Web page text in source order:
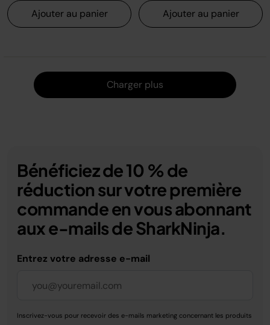
Ajouter au panier Ajouter au panier
Charger plus
Bénéficiez de 10 % de
réduction sur votre première
commande en vous abonnant
aux e-mails de SharkNinja.
Entrez votre adresse e-mail
Inscrivez-vous pour recevoir des e-mails marketing concernant les produits